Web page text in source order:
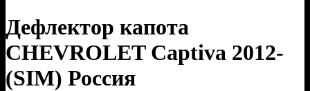
Дефлектор капота
CHEVROLET Captiva 2012-
(SIM) Россия